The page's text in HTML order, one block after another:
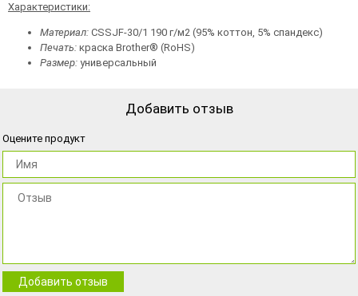
Характеристики:
Материал: CSSJF-30/1 190 г/м2 (95% коттон, 5% спандекс)
Печать: краска Brother® (RoHS)
Размер: универсальный
Добавить отзыв
Оцените продукт
Добавить отзыв